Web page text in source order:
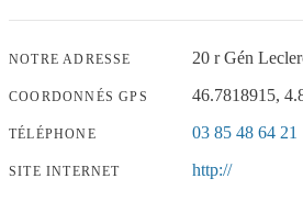
NOTRE ADRESSE 20 r Gén
COORDONNÉS GPS 46.7818915,
TÉLÉPHONE 03 85 48 64 21
SITE INTERNET http://